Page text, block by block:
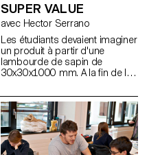
SUPER VALUE
avec Hector Serrano
Les étudiants devaient imaginer
un produit à partir d'une
lambourde de sapin de
30x30x1000 mm. A la fin de la
organisée et l'étudiant qui
faisait le plus de profit avec son
bout de bois remportait un prix
décerné par Hector Serrano.